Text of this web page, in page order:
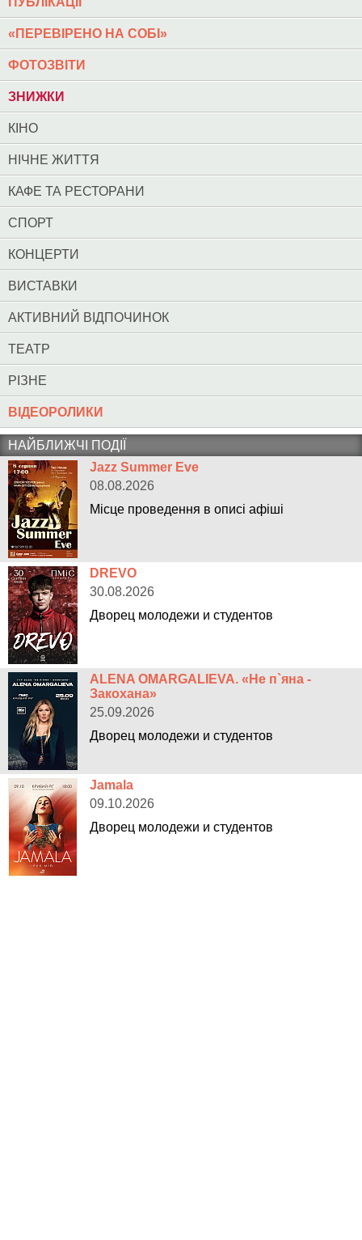
«ПЕРЕВІРЕНО НА СОБІ»
ФОТОЗВІТИ
ЗНИЖКИ
КІНО
НІЧНЕ ЖИТТЯ
КАФЕ ТА РЕСТОРАНИ
СПОРТ
КОНЦЕРТИ
ВИСТАВКИ
АКТИВНИЙ ВІДПОЧИНОК
ТЕАТР
РІЗНЕ
ВІДЕОРОЛИКИ
НАЙБЛИЖЧІ ПОДІЇ
Jazz Summer Eve
08.08.2026
Місце проведення в описі афіші
DREVO
30.08.2026
Дворец молодежи и студентов
ALENA OMARGALIEVA. «Не п`яна -
Закохана»
25.09.2026
Дворец молодежи и студентов
Jamala
09.10.2026
Дворец молодежи и студентов